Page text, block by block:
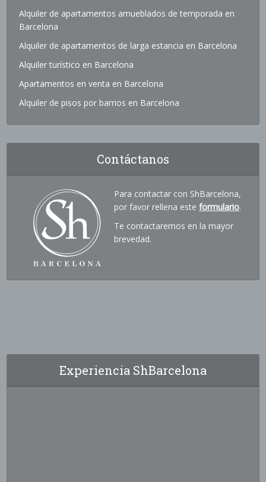
Alquiler de apartamentos amueblados de temporada en
Barcelona
Alquiler de apartamentos de larga estancia en Barcelona
Alquiler turístico en Barcelona
Apartamentos en venta en Barcelona
Alquiler de pisos por barrios en Barcelona
Contáctanos
Para contactar con ShBarcelona,
por favor rellena esteformulario.
Te contactaremos en la mayor
brevedad.
Experiencia ShBarcelona